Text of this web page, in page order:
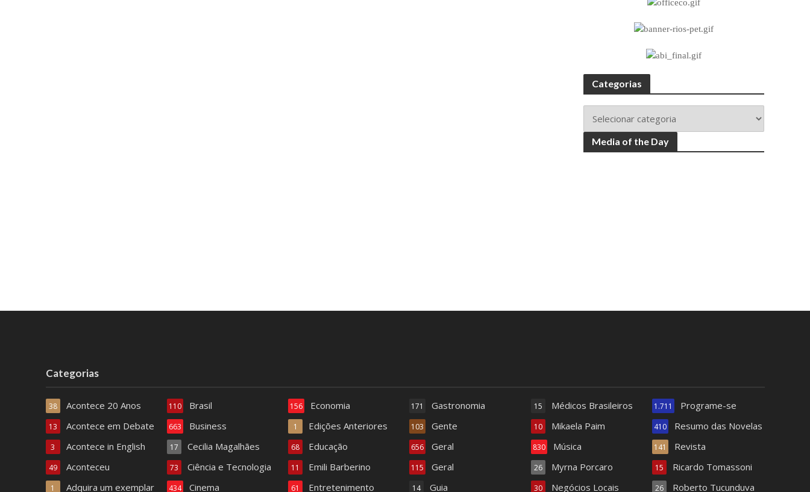
Categorias
Media of the Day
Categorias
Acontece 20 Anos
38
Acontece em Debate
13
Acontece in English
3
Aconteceu
49
Adquira um exemplar
1
Brasil
110
Business
663
Cecilia Magalhães
17
Ciência e Tecnologia
73
Cinema
434
Economia
156
Edições Anteriores
1
Educação
68
Emili Barberino
11
Entretenimento
61
Gastronomia
171
Gente
103
Geral
656
Geral
115
Guia
14
Médicos Brasileiros
15
Mikaela Paim
10
Música
830
Myrna Porcaro
26
Negócios Locais
30
Programe-se
1.711
Resumo das Novelas
410
Revista
141
Ricardo Tomassoni
15
Roberto Tucunduva
26